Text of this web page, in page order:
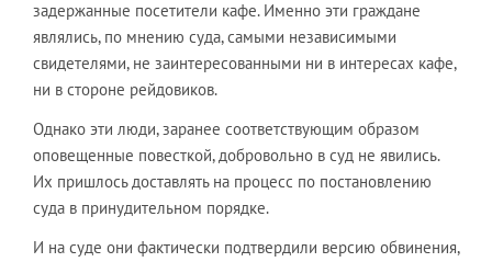
задержанные посетители кафе. Именно эти граждане
являлись, по мнению суда, самыми независимыми
свидетелями, не заинтересованными ни в интересах кафе,
ни в стороне рейдовиков.
Однако эти люди, заранее соответствующим образом
оповещенные повесткой, добровольно в суд не явились.
Их пришлось доставлять на процесс по постановлению
суда в принудительном порядке.
И на суде они фактически подтвердили версию обвинения,